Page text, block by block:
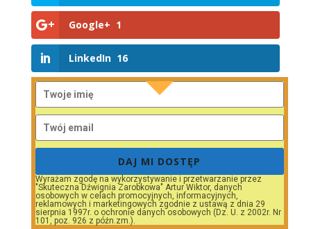
Google+ 1
LinkedIn 16
DAJ MI DOSTĘP
Wyrażam zgodę na wykorzystywanie i przetwarzanie przez
"Skuteczna Dźwignia Zarobkowa" Artur Wiktor, danych
osobowych w celach promocyjnych, informacyjnych,
reklamowych i marketingowych zgodnie z ustawą z dnia 29
sierpnia 1997r. o ochronie danych osobowych (Dz. U. z 2002r. Nr
101, poz. 926 z późn.zm.).